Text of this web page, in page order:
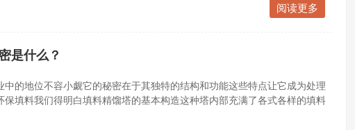
阅读更多
是什么？
中的地位不容小觑它的秘密在于其独特的结构和功能这些特点让它成为处理
保填料我们得明白填料精馏塔的基本构造这种塔内部充满了各式各样的填料